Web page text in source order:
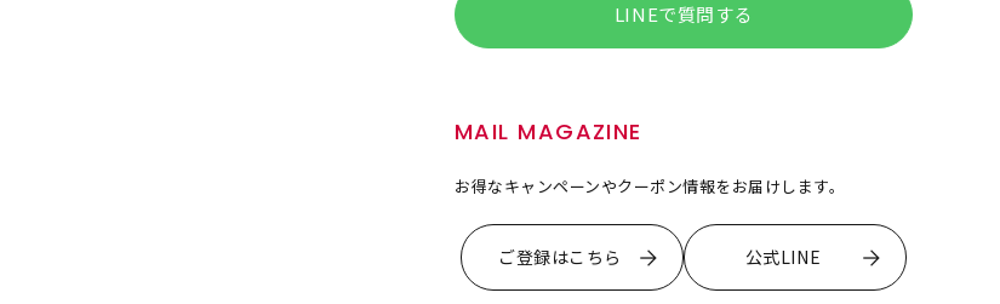
LINEで質問する
MAIL MAGAZINE
お得なキャンペーンやクーポン情報をお届けします。
ご登録はこちら 公式LINE